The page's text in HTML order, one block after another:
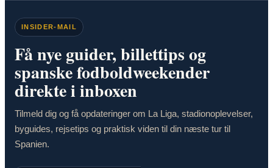
INSIDER-MAIL
Få nye guider, billettips og
spanske fodboldweekender
direkte i inboxen
Tilmeld dig og få opdateringer om La Liga, stadionoplevelser,
byguides, rejsetips og praktisk viden til din næste tur til
Spanien.